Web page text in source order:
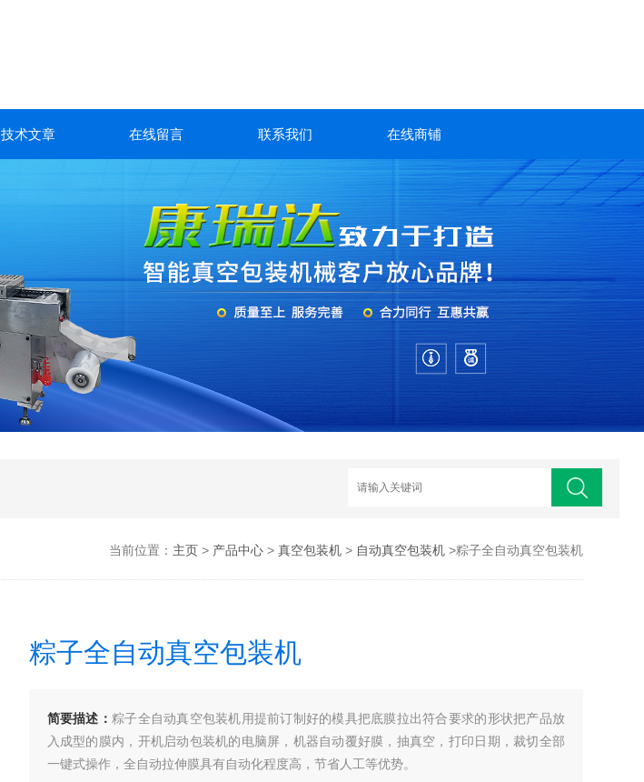
技术文章 在线留言 联系我们 在线商铺
当前位置： 主页> 产品中心> 真空包装机> 自动真空包装机>粽子全自动真空包装机
粽子全自动真空包装机
简要描述： 粽子全自动真空包装机用提前订制好的模具把底膜拉出符合要求的形状把产品放
入成型的膜内，开机启动包装机的电脑屏，机器自动覆好膜，抽真空，打印日期，裁切全部
一键式操作，全自动拉伸膜具有自动化程度高，节省人工等优势。